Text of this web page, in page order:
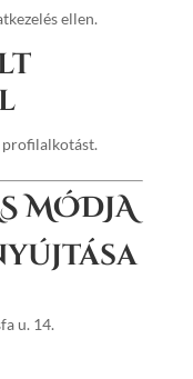
ellen.
MÓDJA
u. 14.